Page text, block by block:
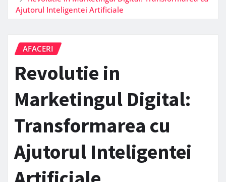
Ajutorul Inteligentei Artificiale
AFACERI
Revolutie in
Marketingul Digital:
Transformarea cu
Ajutorul Inteligentei